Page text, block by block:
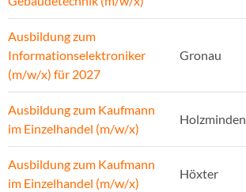
Ausbildung zum
Informationselektroniker
(m/w/x) für 2027
Gronau
Ausbildung zum Kaufmann
im Einzelhandel (m/w/x)
Holzminden
Ausbildung zum Kaufmann
im Einzelhandel (m/w/x)
Höxter